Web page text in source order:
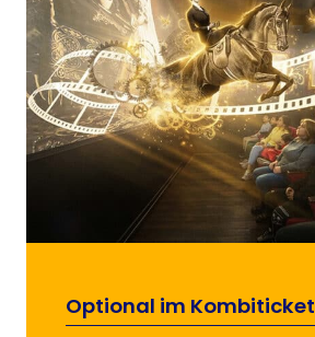
Optional im Kombiticket